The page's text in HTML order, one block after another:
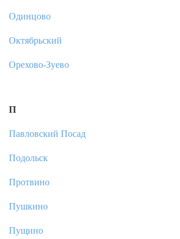
Одинцово
Октябрьский
Орехово-Зуево
П
Павловский Посад
Подольск
Протвино
Пушкино
Пущино